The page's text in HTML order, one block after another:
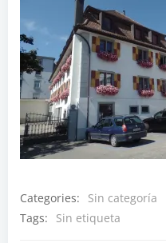
Categories:
Sin categoría
Tags:
Sin etiqueta